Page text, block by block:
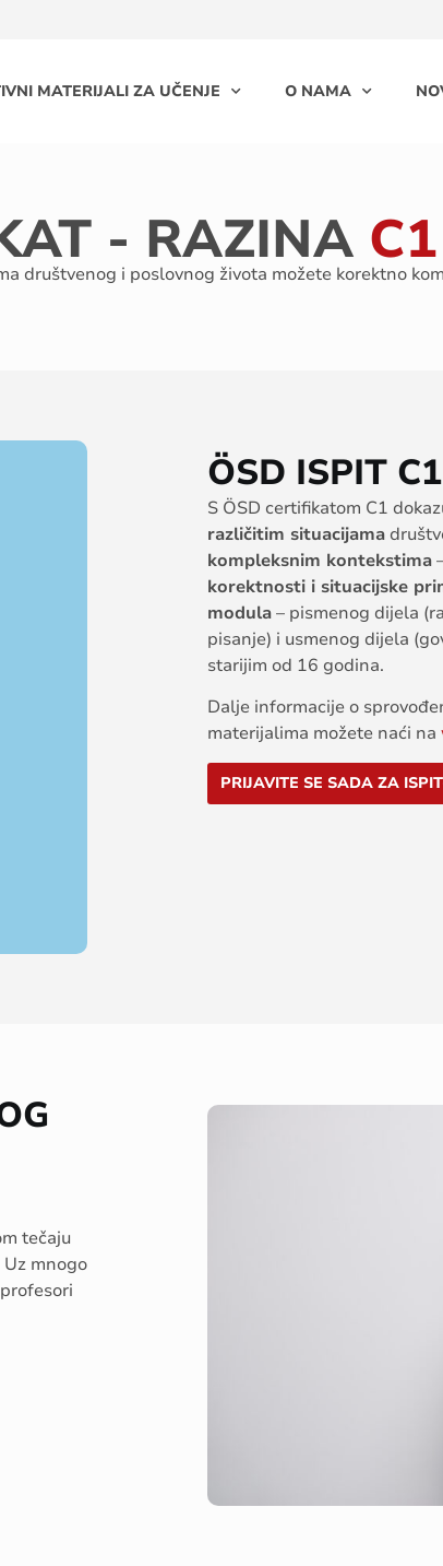
MATERIJALI ZA UČENJE O NAMA
- RAZINA C1
društvenog i poslovnog života možete korektno
ÖSD ISPIT C1
S ÖSD certifikatom C1
različitim situacijama
kompleksnim kontekstima
korektnosti i situacijske
modula– pismenog dijela
pisanje) i usmenog dijela
starijim od 16 godina.
Dalje informacije o
materijalima možete naći na
PRIJAVITE SE SADA ZA ISPIT
tečaju
mnogo